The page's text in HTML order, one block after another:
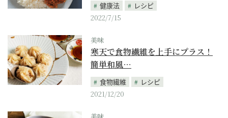
健康法
レシピ
2022/7/15
美味
寒天で食物繊維を上手にプラス！
簡単和風…
食物繊維
レシピ
2021/12/20